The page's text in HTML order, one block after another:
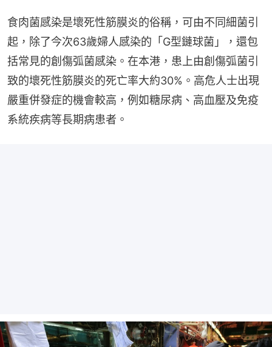
食肉菌感染是壞死性筋膜炎的俗稱，可由不同細菌引
起，除了今次63歲婦人感染的「G型鏈球菌」，還包
括常見的創傷弧菌感染。在本港，患上由創傷弧菌引
致的壞死性筋膜炎的死亡率大約30%。高危人士出現
嚴重併發症的機會較高，例如糖尿病、高血壓及免疫
系統疾病等長期病患者。